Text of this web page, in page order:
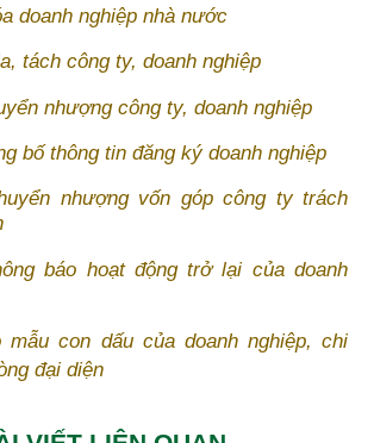
doanh nghiệp nhà nước
tách công ty, doanh nghiệp
nhượng công ty, doanh nghiệp
bố thông tin đăng ký doanh nghiệp
nhượng vốn góp công ty trách
báo hoạt động trở lại của doanh
mẫu con dấu của doanh nghiệp, chi
đại diện